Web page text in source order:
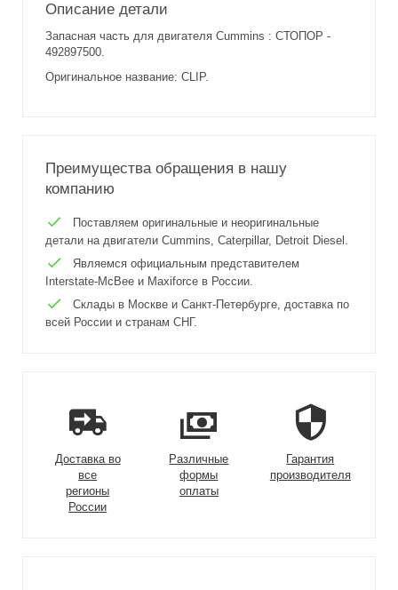
Описание детали
Запасная часть для двигателя Cummins : СТОПОР -
492897500.
Оригинальное название: CLIP.
Преимущества обращения в нашу
компанию
Поставляем оригинальные и неоригинальные
детали на двигатели Cummins, Caterpillar, Detroit Diesel.
Являемся официальным представителем
Interstate-McBee и Maxiforce в России.
Склады в Москве и Санкт-Петербурге, доставка по
всей России и странам СНГ.
Доставка во
все
регионы
России
Различные
формы
оплаты
Гарантия
производителя